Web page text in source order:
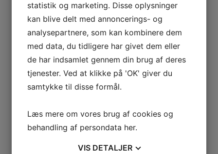
E-mail*
Virksomhed*
Hvad drejer din henvendelse sig om?*
statistik og marketing. Disse oplysninger
kan blive delt med annoncerings- og
analysepartnere, som kan kombinere dem
med data, du tidligere har givet dem eller
de har indsamlet gennem din brug af deres
tjenester. Ved at klikke på 'OK' giver du
samtykke til disse formål.
Læs mere om vores brug af cookies og
behandling af persondata her.
VIS DETALJER